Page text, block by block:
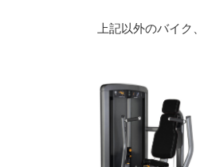
上記以外のバイク